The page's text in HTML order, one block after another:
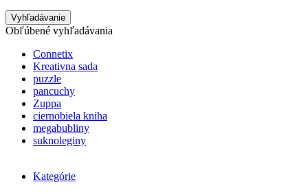
Vyhľadávanie
Obľúbené vyhľadávania
Connetix
Kreativna sada
puzzle
pancuchy
Zuppa
ciernobiela kniha
megabubliny
suknoleginy
Kategórie